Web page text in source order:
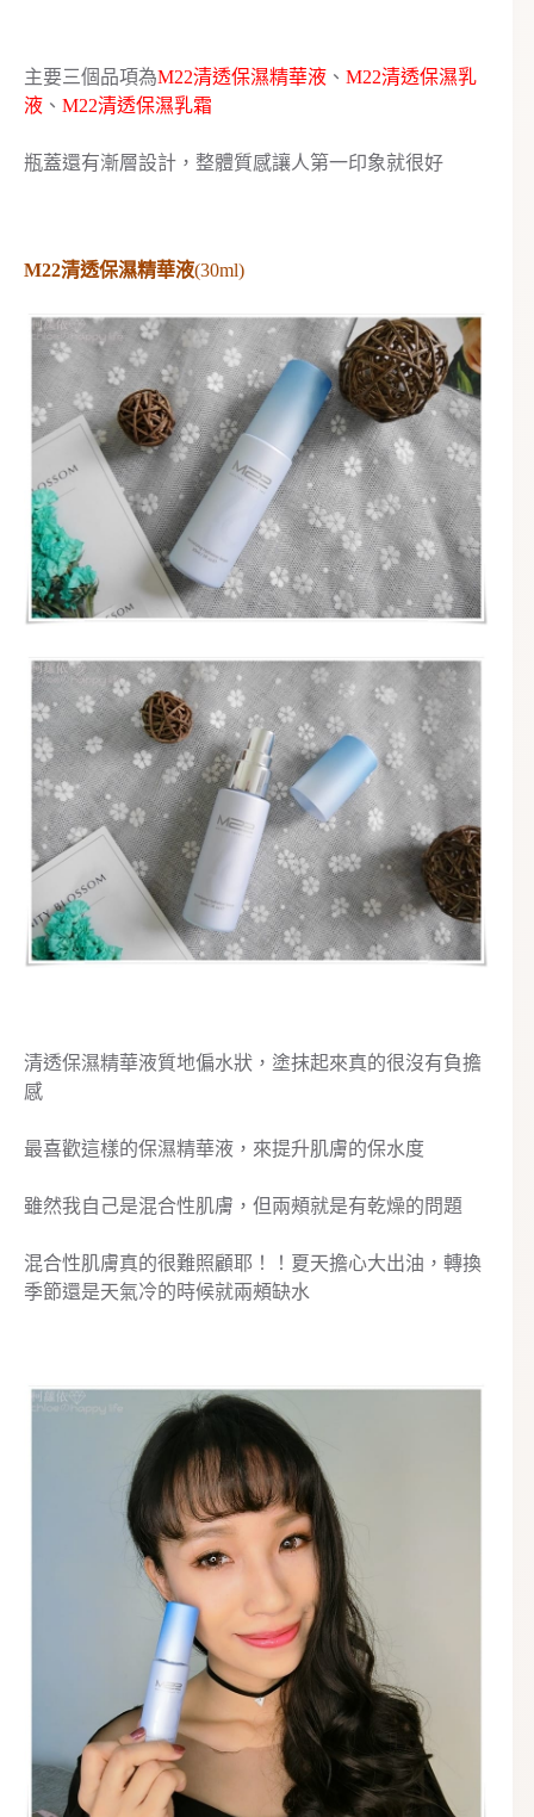
主要三個品項為M22清透保濕精華液 、 M22清透保濕乳
液 、 M22清透保濕乳霜
瓶蓋還有漸層設計，整體質感讓人第一印象就很好
M22清透保濕精華液(30ml)
清透保濕精華液質地偏水狀，塗抹起來真的很沒有負擔
感
最喜歡這樣的保濕精華液，來提升肌膚的保水度
雖然我自己是混合性肌膚，但兩頰就是有乾燥的問題
混合性肌膚真的很難照顧耶！！夏天擔心大出油，轉換
季節還是天氣冷的時候就兩頰缺水